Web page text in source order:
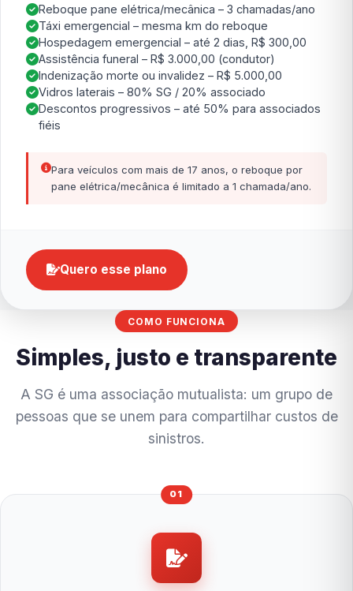
Reboque pane elétrica/mecânica – 3 chamadas/ano
Táxi emergencial – mesma km do reboque
Hospedagem emergencial – até 2 dias, R$ 300,00
Assistência funeral – R$ 3.000,00 (condutor)
Indenização morte ou invalidez – R$ 5.000,00
Vidros laterais – 80% SG / 20% associado
Descontos progressivos – até 50% para associados
fiéis
Para veículos com mais de 17 anos, o reboque por
pane elétrica/mecânica é limitado a 1 chamada/ano.
Quero esse plano
COMO FUNCIONA
Simples, justo e transparente
A SG é uma associação mutualista: um grupo de
pessoas que se unem para compartilhar custos de
sinistros.
01